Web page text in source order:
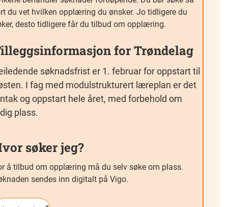
du vet hvilken opplæring du ønsker. Jo tidligere du
desto tidligere får du tilbud om opplæring.
for Trøndelag
søknadsfrist er 1. februar for oppstart til
I fag med modulstrukturert læreplan er det
og oppstart hele året, med forbehold om
plass.
søker jeg?
å tilbud om opplæring må du selv søke om plass.
sendes inn digitalt på Vigo.